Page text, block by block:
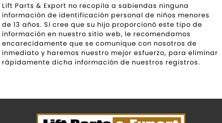
Lift Parts & Export no recopila a sabiendas ninguna
información de identificación personal de niños menores
de 13 años. Si cree que su hijo proporcionó este tipo de
información en nuestro sitio web, le recomendamos
encarecidamente que se comunique con nosotros de
inmediato y haremos nuestro mejor esfuerzo, para eliminar
rápidamente dicha información de nuestros registros.